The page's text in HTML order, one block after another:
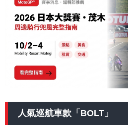
人氣巡航車款「BOLT」